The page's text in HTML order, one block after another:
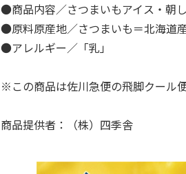
●商品内容／さつまいもアイス・
●原料原産地／さつまいも＝北海道
●アレルギー／「乳」
※この商品は佐川急便の飛脚クール
商品提供者：（株）四季舎